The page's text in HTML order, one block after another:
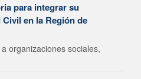
para integrar su
en la Región de
organizaciones sociales,